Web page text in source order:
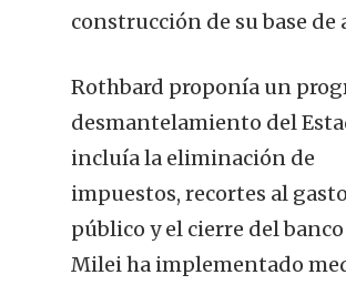
construcción de su base de
Rothbard proponía un
desmantelamiento del
incluía la eliminación de
impuestos, recortes al gasto
público y el cierre del
Milei ha implementado